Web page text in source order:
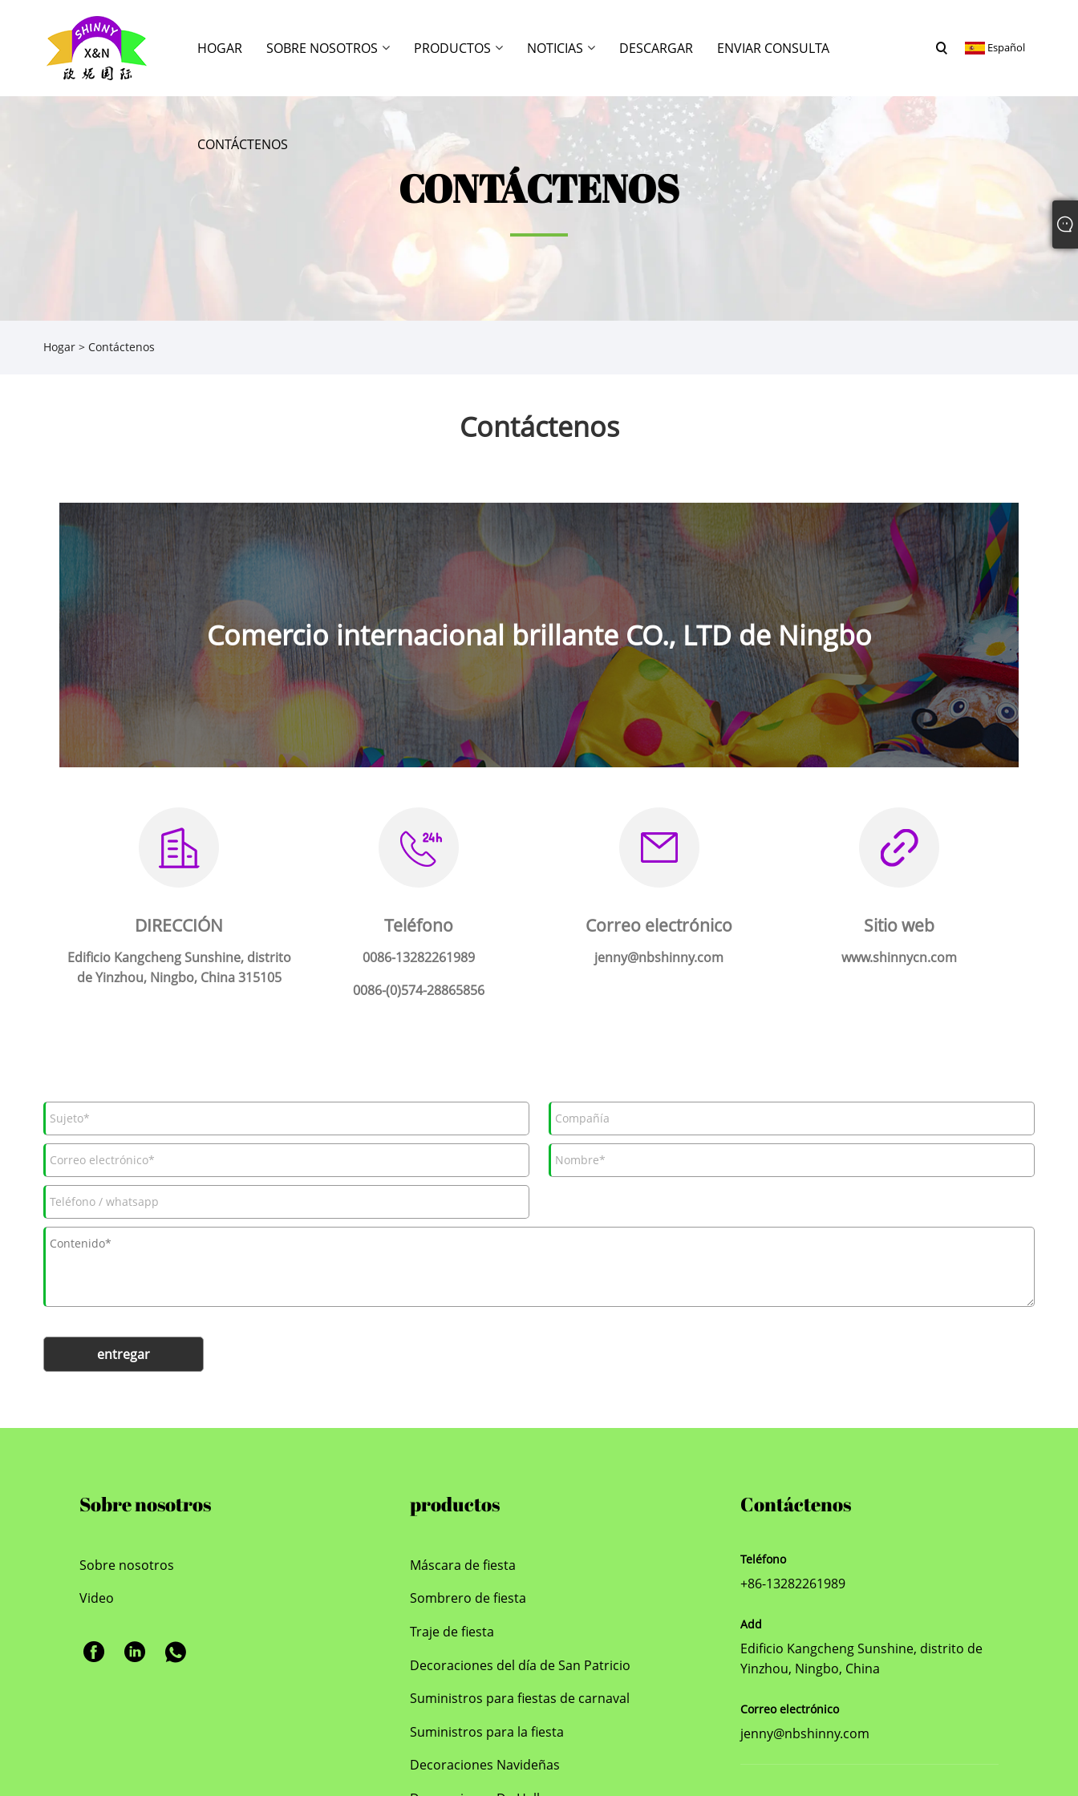
HOGAR SOBRE NOSOTROS PRODUCTOS NOTICIAS DESCARGAR ENVIAR CONSULTA
CONTÁCTENOS
Español
CONTÁCTENOS
Hogar > Contáctenos
Contáctenos
Comercio internacional brillante CO., LTD de Ningbo
DIRECCIÓN
Edificio Kangcheng Sunshine, distrito
de Yinzhou, Ningbo, China 315105
Teléfono
0086-13282261989
0086-(0)574-28865856
Correo electrónico
jenny@nbshinny.com
Sitio web
www.shinnycn.com
entregar
Sobre nosotros
Sobre nosotros
Video
productos
Máscara de fiesta
Sombrero de fiesta
Traje de fiesta
Decoraciones del día de San Patricio
Suministros para fiestas de carnaval
Suministros para la fiesta
Decoraciones Navideñas
Contáctenos
Teléfono
+86-13282261989
Add
Edificio Kangcheng Sunshine, distrito de
Yinzhou, Ningbo, China
Correo electrónico
jenny@nbshinny.com